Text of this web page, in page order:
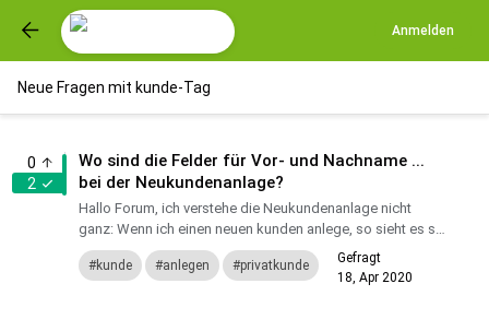
Anmelden
Neue Fragen mit kunde-Tag
0
2
Wo sind die Felder für Vor- und Nachname ...
bei der Neukundenanlage?
Hallo Forum, ich verstehe die Neukundenanlage nicht
ganz: Wenn ich einen neuen kunden anlege, so sieht es so
aus, als ginge Kivitendo davon aus, dass der kunde
automatisc...
Gefragt
18, Apr 2020
kunde anlegen privatkunde